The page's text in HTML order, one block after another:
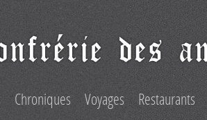
Chroniques Voyages Restaurants